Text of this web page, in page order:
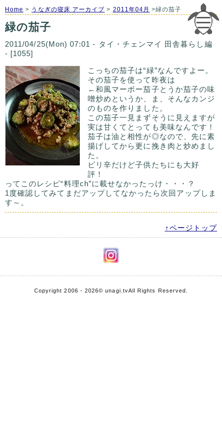
Home > うなぎの寝床 アーカイブ > 2011年04月 >緑の茄子
緑の茄子
2011/04/25(Mon) 07:01 - タイ・チェンマイ 田舎暮らし編
- [1055]
こっちの茄子は“緑”なんですよー。
その茄子を使って昨夜は
←和風マーボー茄子とうか茄子の味
噌炒めというか、ま、そんなカンジ
のものを作りました。
この茄子一見まずそうに見えますが
実は甘くてとっても美味なんです！
茄子は油と相性が◎なので、先に素
揚げしてから更に挽き肉と炒めまし
た。
ピリ辛だけど子供たちにも大好
評！
ってこのレシピ“料理ch”に載せなかったっけ・・・？
1度確認してみてまだアップしてなかったら次回アップしま
す～。
↑ページトップ
Copyright 2006 - 2026© unagi.tvAll Rights Reserved.